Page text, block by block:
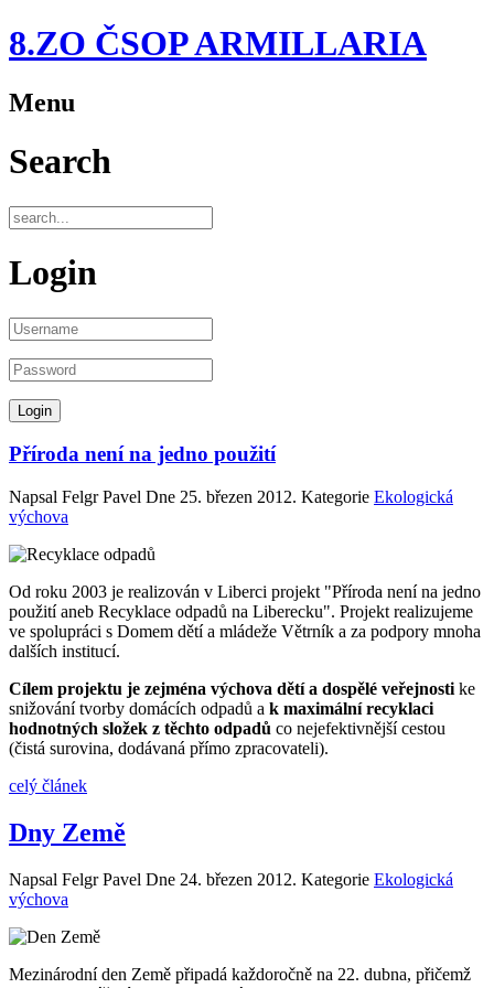
8.ZO ČSOP ARMILLARIA
Menu
Search
Login
Příroda není na jedno použití
Napsal Felgr Pavel Dne 25. březen 2012. Kategorie Ekologická
výchova
Od roku 2003 je realizován v Liberci projekt "Příroda není na jedno
použití aneb Recyklace odpadů na Liberecku". Projekt realizujeme
ve spolupráci s Domem dětí a mládeže Větrník a za podpory mnoha
dalších institucí.
Cílem projektu je zejména výchova dětí a dospělé veřejnosti ke
snižování tvorby domácích odpadů a k maximální recyklaci
hodnotných složek z těchto odpadů co nejefektivnější cestou
(čistá surovina, dodávaná přímo zpracovateli).
celý článek
Dny Země
Napsal Felgr Pavel Dne 24. březen 2012. Kategorie Ekologická
výchova
Mezinárodní den Země připadá každoročně na 22. dubna, přičemž